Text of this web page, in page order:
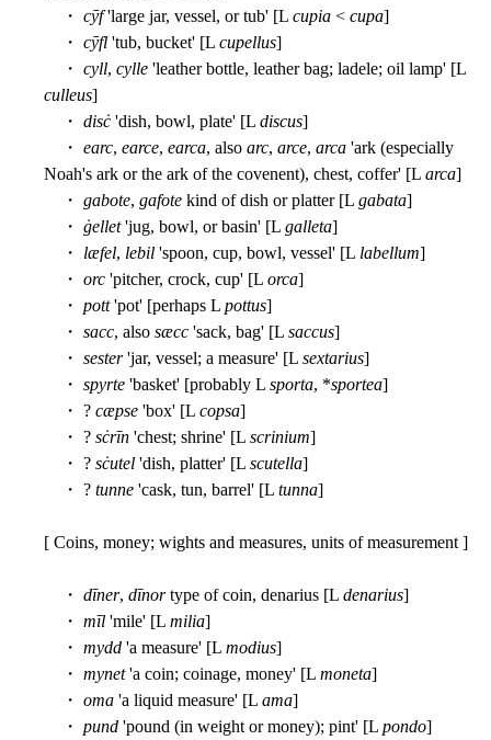
・ cȳf'large jar, vessel, or tub' [L cupia < cupa]
・ cȳfl 'tub, bucket' [L cupellus]
・ cyll, cylle 'leather bottle, leather bag; ladele; oil lamp' [L
culleus]
・ disċ 'dish, bowl, plate' [L discus]
・ earc, earce, earca, also arc, arce, arca 'ark (especially
Noah's ark or the ark of the covenent), chest, coffer' [L arca]
・ gabote, gafote kind of dish or platter [L gabata]
・ ġellet'jug, bowl, or basin' [L galleta]
・ læfel, lebil 'spoon, cup, bowl, vessel' [L labellum]
・ orc 'pitcher, crock, cup' [L orca]
・ pott'pot' [perhaps L pottus]
・ sacc, also sæcc 'sack, bag' [L saccus]
・ sester'jar, vessel; a measure' [L sextarius]
・ spyrte 'basket' [probably L sporta, *sportea]
・ ? cæpse 'box' [L copsa]
・ ? sċrīn 'chest; shrine' [L scrinium]
・ ? sċutel 'dish, platter' [L scutella]
・ ? tunne 'cask, tun, barrel' [L tunna]
[ Coins, money; wights and measures, units of measurement ]
・ dīner, dīnortype of coin, denarius [L denarius]
・ mīl 'mile' [L milia]
・ mydd 'a measure' [L modius]
・ mynet'a coin; coinage, money' [L moneta]
・ oma 'a liquid measure' [L ama]
・ pund 'pound (in weight or money); pint' [L pondo]